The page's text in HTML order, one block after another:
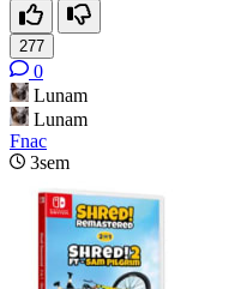
277
0
Lunam
Lunam
Fnac
3sem